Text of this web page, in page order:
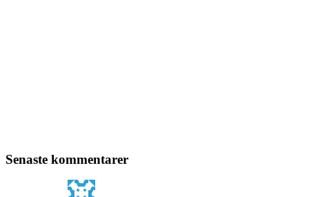
Senaste kommentarer